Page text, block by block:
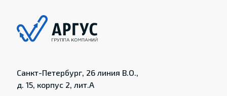
Санкт-Петербург, 26 линия В.О.,
д. 15, корпус 2, лит.А